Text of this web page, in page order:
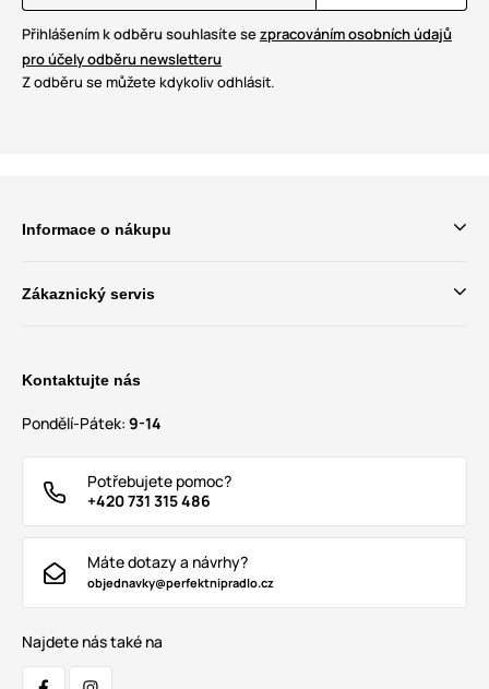
Přihlášením k odběru souhlasíte sezpracováním osobních údajů
pro účely odběru newsletteru
Z odběru se můžete kdykoliv odhlásit.
Informace o nákupu
Zákaznický servis
Kontaktujte nás
Pondělí-Pátek: 9-14
Potřebujete pomoc?
+420 731 315 486
Máte dotazy a návrhy?
objednavky@perfektnipradlo.cz
Najdete nás také na